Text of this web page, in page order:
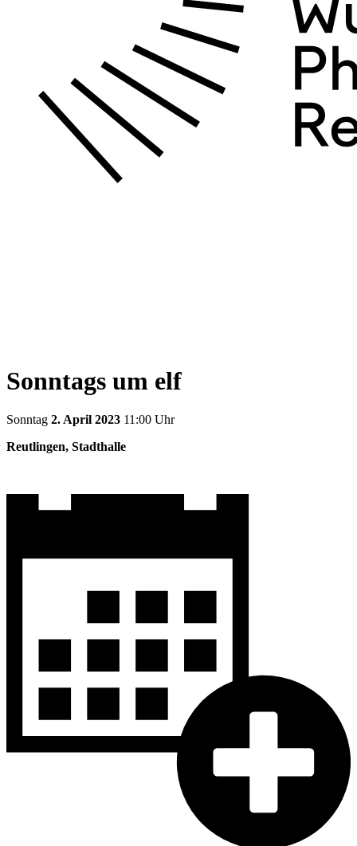
Sonntags um elf
Sonntag 2. April 2023 11:00 Uhr
Reutlingen, Stadthalle